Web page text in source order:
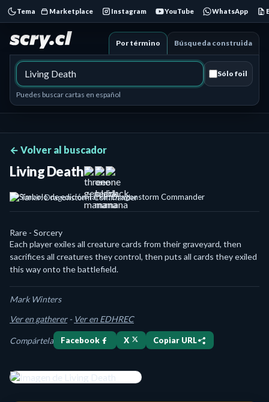
Por término Búsqueda construida
Sólo foil
Puedes buscar cartas en español
Tema Marketplace Instagram YouTube WhatsApp
← Volver al buscador
Living Death
Tarkir: Dragonstorm Commander
Rare - Sorcery
Each player exiles all creature cards from their graveyard, then
sacrifices all creatures they control, then puts all cards they exiled
this way onto the battlefield.
Mark Winters
Ver en gatherer- Ver en EDHREC
Compártela Facebook X Copiar URL